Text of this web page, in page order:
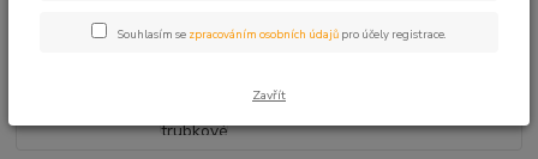
Souhlasím se zpracováním osobních údajů pro účely registrace.
Zavřít